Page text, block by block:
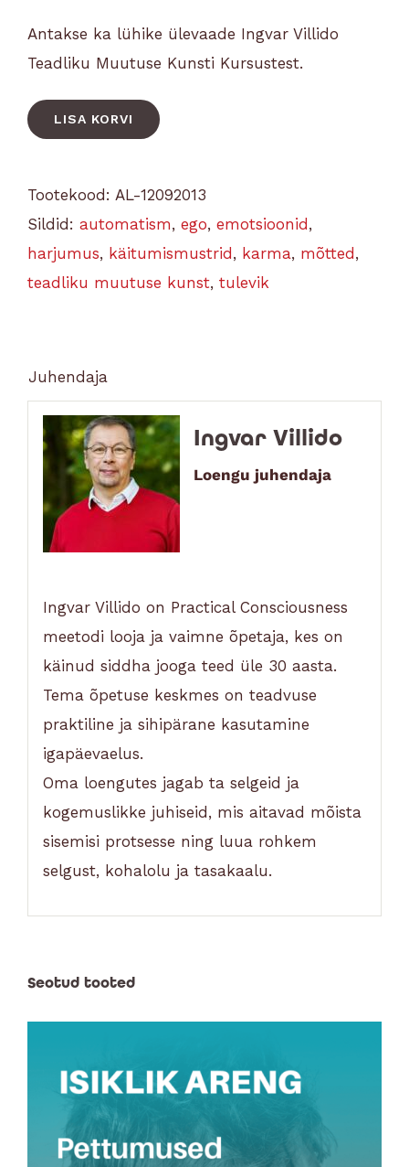
Antakse ka lühike ülevaade Ingvar Villido
Teadliku Muutuse Kunsti Kursustest.
LISA KORVI
Tootekood: AL-12092013
Sildid: automatism, ego, emotsioonid,
harjumus, käitumismustrid, karma, mõtted,
teadliku muutuse kunst, tulevik
Juhendaja
Ingvar Villido
Loengu juhendaja
Ingvar Villido on Practical Consciousness
meetodi looja ja vaimne õpetaja, kes on
käinud siddha jooga teed üle 30 aasta.
Tema õpetuse keskmes on teadvuse
praktiline ja sihipärane kasutamine
igapäevaelus.
Oma loengutes jagab ta selgeid ja
kogemuslikke juhiseid, mis aitavad mõista
sisemisi protsesse ning luua rohkem
selgust, kohalolu ja tasakaalu.
Seotud tooted